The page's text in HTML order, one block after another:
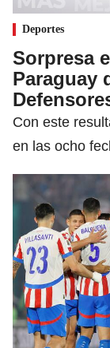
Deportes
Sorpresa
Paraguay
Con este
en las ocho